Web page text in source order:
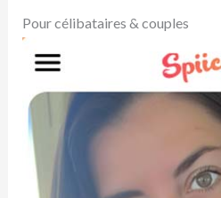
Pour célibataires & couples